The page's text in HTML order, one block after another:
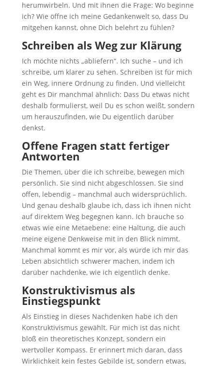
herumwirbeln. Und mit ihnen die Frage: Wo beginne
ich? Wie öffne ich meine Gedankenwelt so, dass Du
mitgehen kannst, ohne Dich belehrt zu fühlen?
Schreiben als Weg zur Klärung
Ich möchte nichts „abliefern“. Ich suche – und ich
schreibe, um klarer zu sehen. Schreiben ist für mich
ein Weg, innere Ordnung zu finden. Und vielleicht
geht es Dir manchmal ähnlich: Dass Du etwas nicht
deshalb formulierst, weil Du es schon weißt, sondern
um herauszufinden, wie Du eigentlich darüber
denkst.
Offene Fragen statt fertiger
Antworten
Die Themen, über die ich schreibe, bewegen mich
persönlich. Sie sind nicht abgeschlossen. Sie sind
offen, lebendig – manchmal auch widersprüchlich.
Und genau deshalb glaube ich, dass ich ihnen nicht
auf direktem Weg begegnen kann. Ich brauche so
etwas wie eine Metaebene: eine Haltung, die auch
meine eigene Denkweise mit in den Blick nimmt.
Manchmal kommt es mir vor, als würde ich mir das
Leben absichtlich schwerer machen, indem ich
darüber nachdenke, wie ich eigentlich denke.
Konstruktivismus als
Einstiegspunkt
Als Einstieg in dieses Nachdenken habe ich den
Konstruktivismus gewählt. Für mich ist das nicht
bloß ein theoretisches Konzept, sondern ein
wertvoller Kompass. Er erinnert mich daran, dass
Wirklichkeit kein festes Gebilde ist, sondern etwas,